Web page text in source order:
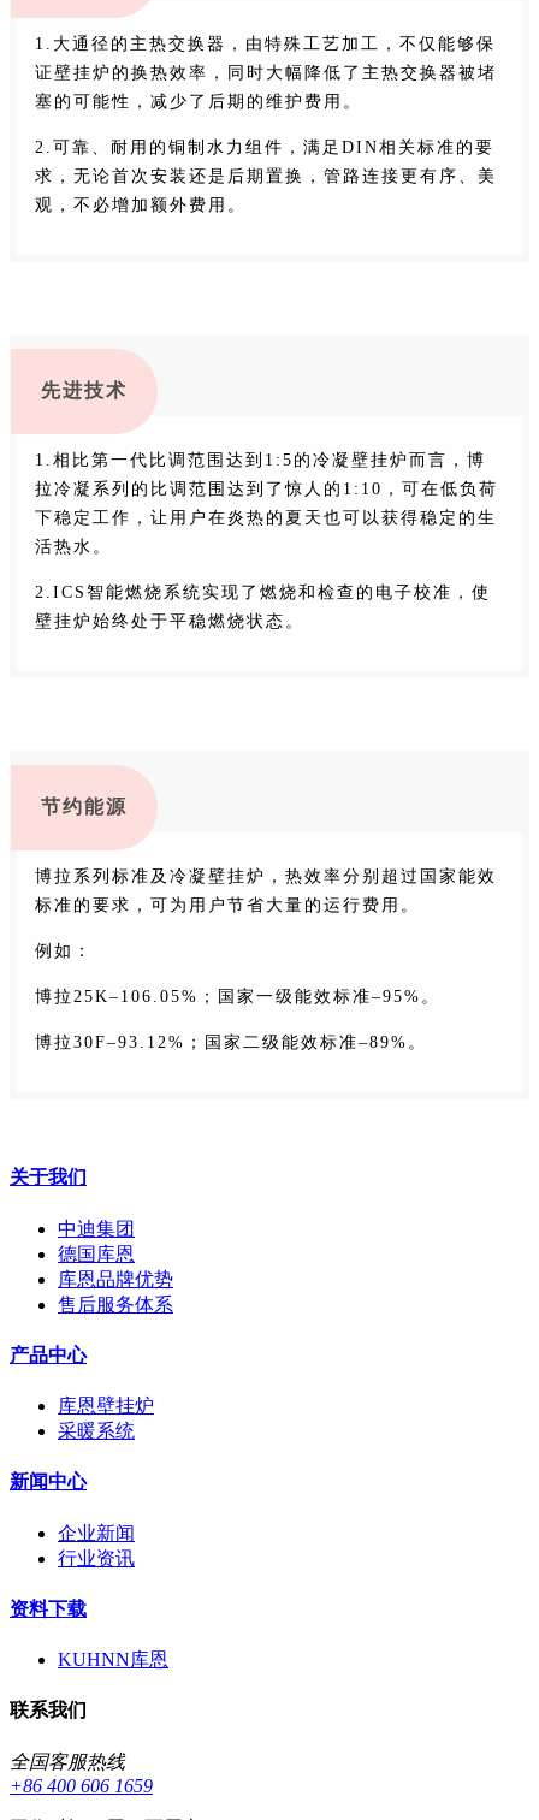
1.大通径的主热交换器，由特殊工艺加工，不仅能够保
证壁挂炉的换热效率，同时大幅降低了主热交换器被堵
塞的可能性，减少了后期的维护费用。
2.可靠、耐用的铜制水力组件，满足DIN相关标准的要
求，无论首次安装还是后期置换，管路连接更有序、美
观，不必增加额外费用。
先进技术
1.相比第一代比调范围达到1:5的冷凝壁挂炉而言，博
拉冷凝系列的比调范围达到了惊人的1:10，可在低负荷
下稳定工作，让用户在炎热的夏天也可以获得稳定的生
活热水。
2.ICS智能燃烧系统实现了燃烧和检查的电子校准，使
壁挂炉始终处于平稳燃烧状态。
节约能源
博拉系列标准及冷凝壁挂炉，热效率分别超过国家能效
标准的要求，可为用户节省大量的运行费用。
例如：
博拉25K–106.05%；国家一级能效标准–95%。
博拉30F–93.12%；国家二级能效标准–89%。
关于我们
中迪集团
德国库恩
库恩品牌优势
售后服务体系
产品中心
库恩壁挂炉
采暖系统
新闻中心
企业新闻
行业资讯
资料下载
KUHNN库恩
联系我们
全国客服热线
+86 400 606 1659